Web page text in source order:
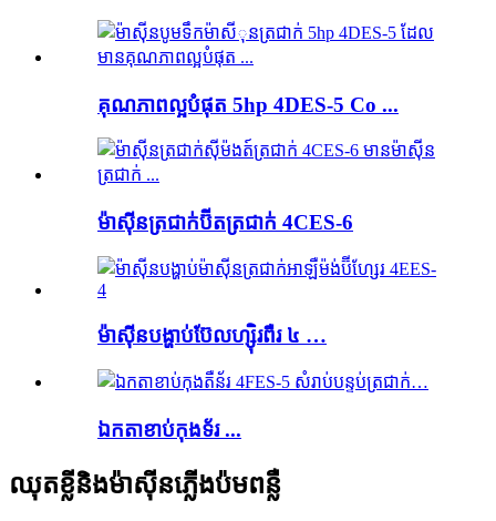
គុណភាពល្អបំផុត 5hp 4DES-5 Co ...
ម៉ាស៊ីនត្រជាក់ប៊ីតត្រជាក់ 4CES-6
ម៉ាស៊ីនបង្ហាប់ប៊ែលហ្ស៊ិរពឺរ ៤ …
ឯកតាខាប់កុងទ័រ ...
ឈុតខ្លីនិងម៉ាស៊ីនភ្លើងប៉មពន្លឺ